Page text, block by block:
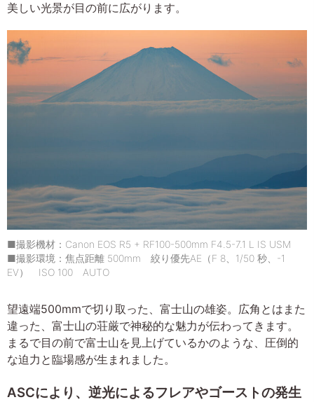
美しい光景が目の前に広がります。
■撮影機材：Canon EOS R5 + RF100-500mm F4.5-7.1 L IS USM
■撮影環境：焦点距離 500mm 絞り優先AE（F 8、1/50 秒、-1
EV） ISO 100 AUTO
望遠端500mmで切り取った、富士山の雄姿。広角とはまた
違った、富士山の荘厳で神秘的な魅力が伝わってきます。
まるで目の前で富士山を見上げているかのような、圧倒的
な迫力と臨場感が生まれました。
ASCにより、逆光によるフレアやゴーストの発生